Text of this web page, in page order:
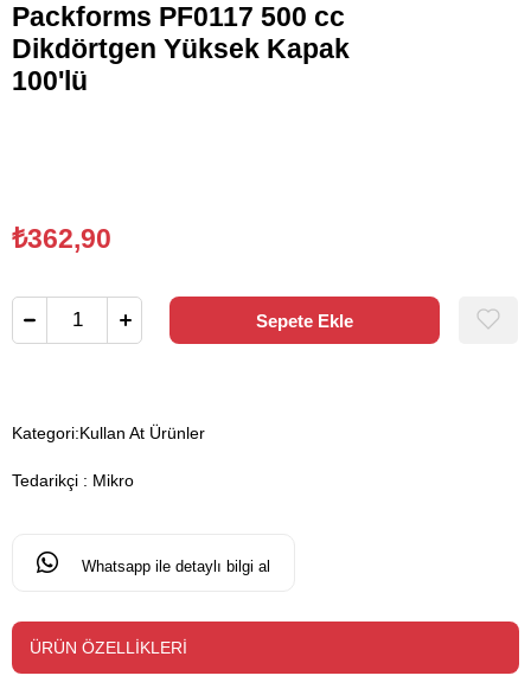
Packforms PF0117 500 cc
Dikdörtgen Yüksek Kapak
100'lü
₺362,90
Kategori:Kullan At Ürünler
Tedarikçi : Mikro
Whatsapp ile detaylı bilgi al
ÜRÜN ÖZELLIKLERI